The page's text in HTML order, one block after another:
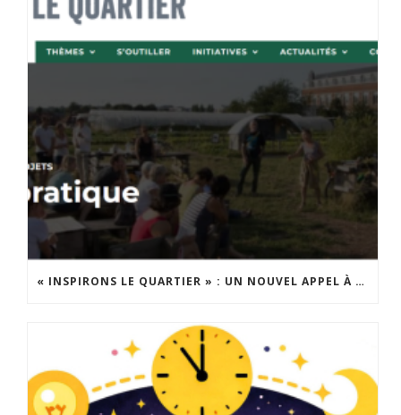
« INSPIRONS LE QUARTIER » : UN NOUVEL APPEL À PROJETS EST LANCÉ !